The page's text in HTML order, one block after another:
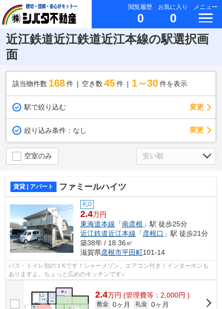
閲覧履歴
0
お気に入り
0
メニュー
近江鉄道近江鉄道近江本線の駅選択画
面
該当物件数 168件 空き数 45 件 1～30 件を表示
駅で絞り込む 変更
絞り込み条件： なし 変更
空室のみ
賃貸 | アパート ファミールハイツ
礼0
2.4万円
東海道本線 「南彦根 」駅 徒歩25分
近江鉄道近江本線 「彦根口 」駅 徒歩21分
築38年 / 18.36㎡
滋賀県彦根市平田町101-14
バス・トイレ別の１Kです！シャーメゾン。エアコン付き！インターホンも
ありますよ。ちょっと広めのキッチンです♪
2.4万円 (管理費等：2,000円 )
敷金 0ヶ月 礼金 0ヶ月